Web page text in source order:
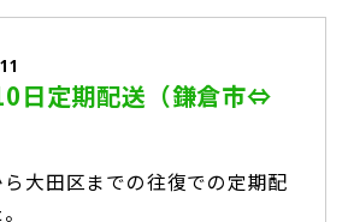
日定期配送（鎌倉市⇔
大田区までの往復での定期配